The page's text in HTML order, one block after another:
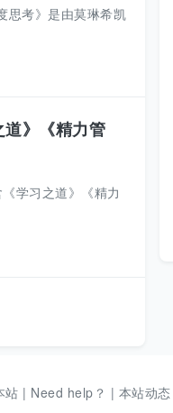
思考》是由莫琳希凯
》《精力管
学习之道》《精力
站 | Need help？ | 本站动态